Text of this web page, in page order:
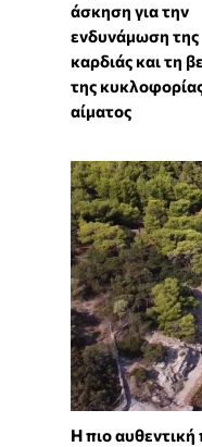
άσκηση για την
ενδυνάμωση της
καρδιάς και τη
της
αίματος
Η πιο αυθεντική